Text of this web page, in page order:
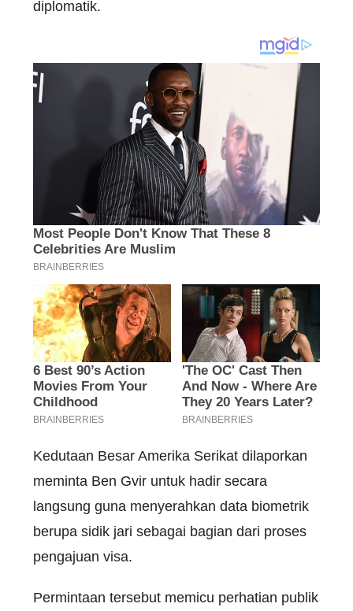
diplomatik.
Kedutaan Besar Amerika Serikat dilaporkan
meminta Ben Gvir untuk hadir secara
langsung guna menyerahkan data biometrik
berupa sidik jari sebagai bagian dari proses
pengajuan visa.
Permintaan tersebut memicu perhatian publik